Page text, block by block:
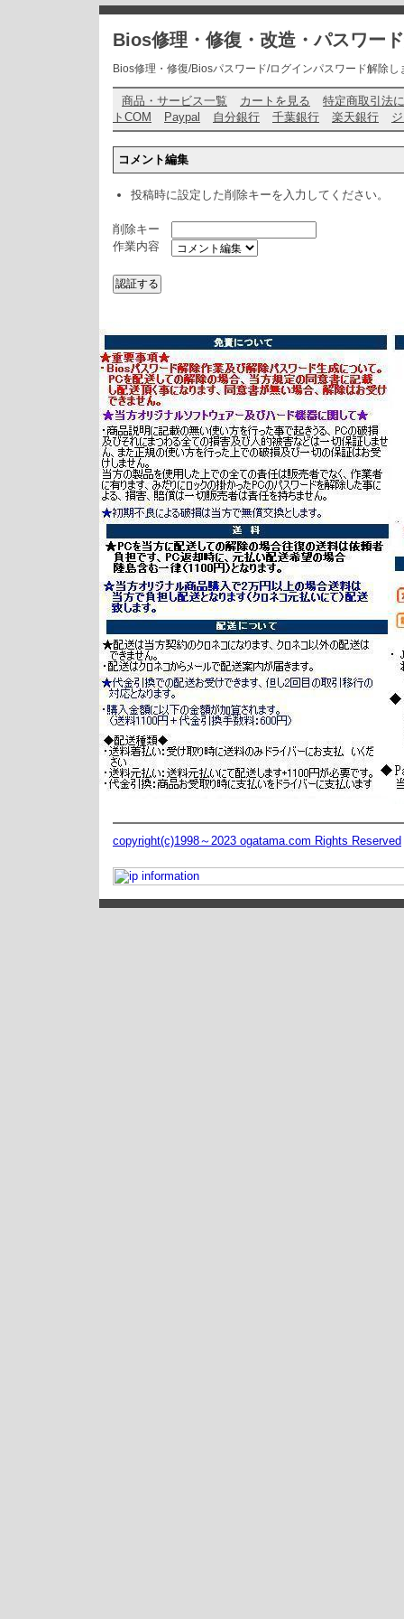
Bios修理・修復・改造・パスワー
Bios修理・修復/Biosパスワード/ログインパスワード解除
商品・サービス一覧 カートを見る
特定商取引法
トCOM
Paypal 自分銀行 千葉銀行 楽天銀行
コメント編集
投稿時に設定した削除キーを入力してください。
削除キー
作業内容
copyright(c)1998～2023 ogatama.com Rights Reserved